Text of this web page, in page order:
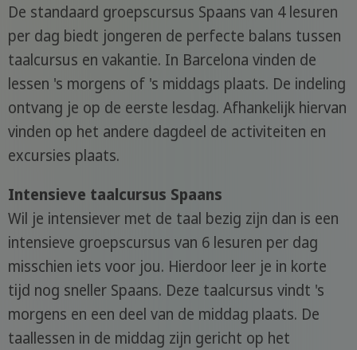
De standaard groepscursus Spaans van 4 lesuren
per dag biedt jongeren de perfecte balans tussen
taalcursus en vakantie. In Barcelona vinden de
lessen 's morgens of 's middags plaats. De indeling
ontvang je op de eerste lesdag. Afhankelijk hiervan
vinden op het andere dagdeel de activiteiten en
excursies plaats.
Intensieve taalcursus Spaans
Wil je intensiever met de taal bezig zijn dan is een
intensieve groepscursus van 6 lesuren per dag
misschien iets voor jou. Hierdoor leer je in korte
tijd nog sneller Spaans. Deze taalcursus vindt 's
morgens en een deel van de middag plaats. De
taallessen in de middag zijn gericht op het